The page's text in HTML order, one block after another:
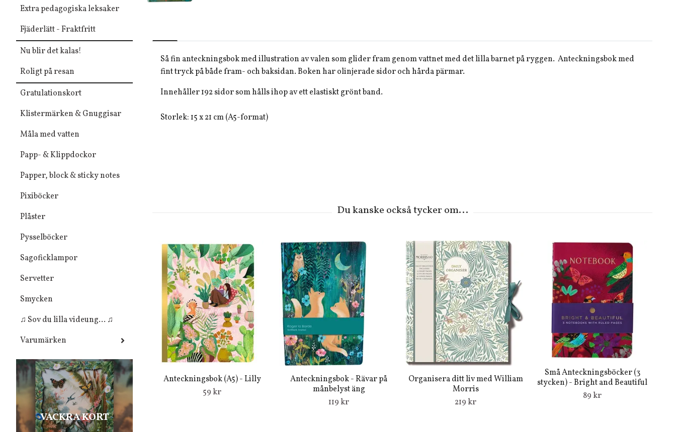
Extra pedagogiska leksaker
Fjäderlätt - Fraktfritt
Nu blir det kalas!
Roligt på resan
Gratulationskort
Klistermärken & Gnuggisar
Måla med vatten
Papp- & Klippdockor
Papper, block & sticky notes
Pixiböcker
Plåster
Pysselböcker
Sagoficklampor
Servetter
Smycken
♫ Sov du lilla videung... ♫
Varumärken
VACKRA KORT
Så fin anteckningsbok med illustration av valen som glider fram genom vattnet med det lilla barnet på ryggen. Anteckningsbok med
fint tryck på både fram- och baksidan. Boken har olinjerade sidor och hårda pärmar.
Innehåller 192 sidor som hålls ihop av ett elastiskt grönt band.
Storlek: 15 x21 cm (A5-format)
Anteckningsbok (A5) - Lilly
59 kr
Anteckningsbok - Rävar på
månbelyst äng
119 kr
Organisera ditt liv med William
Morris
219 kr
Små Anteckningsböcker (3
stycken) - Bright and Beautiful
89 kr